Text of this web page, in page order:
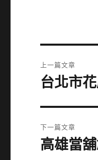
章
上一篇文章
上
篇
文
章:
台北市
下一篇文章
下
高雄當